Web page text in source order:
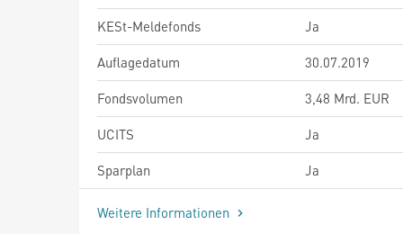
KESt-Meldefonds
Ja
Auflagedatum
30.07.2019
Fondsvolumen
3,48 Mrd. EUR
UCITS
Ja
Sparplan
Ja
Weitere Informationen